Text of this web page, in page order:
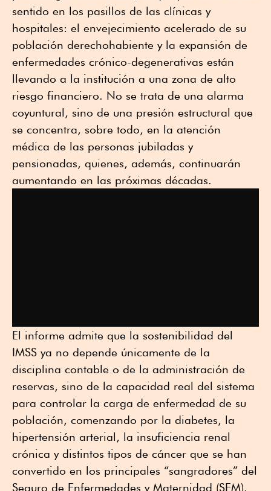
sentido en los pasillos de las clínicas y
hospitales: el envejecimiento acelerado de su
población derechohabiente y la expansión de
enfermedades crónico-degenerativas están
llevando a la institución a una zona de alto
riesgo financiero. No se trata de una alarma
coyuntural, sino de una presión estructural que
se concentra, sobre todo, en la atención
médica de las personas jubiladas y
pensionadas, quienes, además, continuarán
aumentando en las próximas décadas.
El informe admite que la sostenibilidad del
IMSS ya no depende únicamente de la
disciplina contable o de la administración de
reservas, sino de la capacidad real del sistema
para controlar la carga de enfermedad de su
población, comenzando por la diabetes, la
hipertensión arterial, la insuficiencia renal
crónica y distintos tipos de cáncer que se han
convertido en los principales “sangradores” del
Seguro de Enfermedades y Maternidad (SEM).